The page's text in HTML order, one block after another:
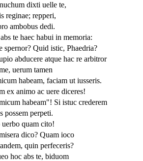
dixti uelle te,
reginae; repperi,
ambobus dedi.
te haec habui in memoria:
spernor? Quid istic, Phaedria?
abducere atque hac re arbitror
uerum tamen
habeam, faciam ut iusseris.
ex animo ac uere diceres!
habeam"! Si istuc crederem
possem perpeti.
quam cito!
dico? Quam ioco
quin perfeceris?
hoc abs te, biduom